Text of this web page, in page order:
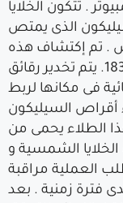
. تتكون الخلايا
الذى يمتص
. تم إكتشاف هذه
العملية فى وقت مبكر من عام 1839. يتم تخدير رقائق
فى مكانها لربط
السيليكون
الطلاء يحمى من
الشمسية و
العملية مراقبة
فترة زمنية . بعد